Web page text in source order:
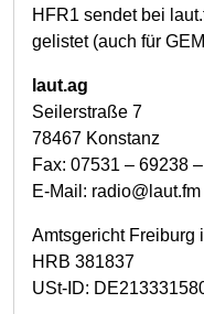
HFR1 sendet bei
gelistet (auch für
laut.ag
Seilerstraße 7
78467 Konstanz
Fax: 07531 – 69238
E-Mail: radio@laut.fm
Amtsgericht Freiburg
HRB 381837
USt-ID: